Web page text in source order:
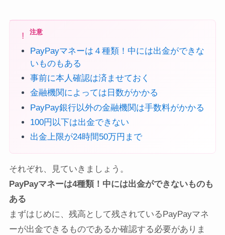
注意
PayPayマネーは４種類！中には出金ができな
いものもある
事前に本人確認は済ませておく
金融機関によっては日数がかかる
PayPay銀行以外の金融機関は手数料がかかる
100円以下は出金できない
出金上限が24時間50万円まで
それぞれ、見ていきましょう。
PayPayマネーは4種類！中には出金ができないものも
ある
まずはじめに、残高として残されているPayPayマネ
ーが出金できるものであるか確認する必要がありま